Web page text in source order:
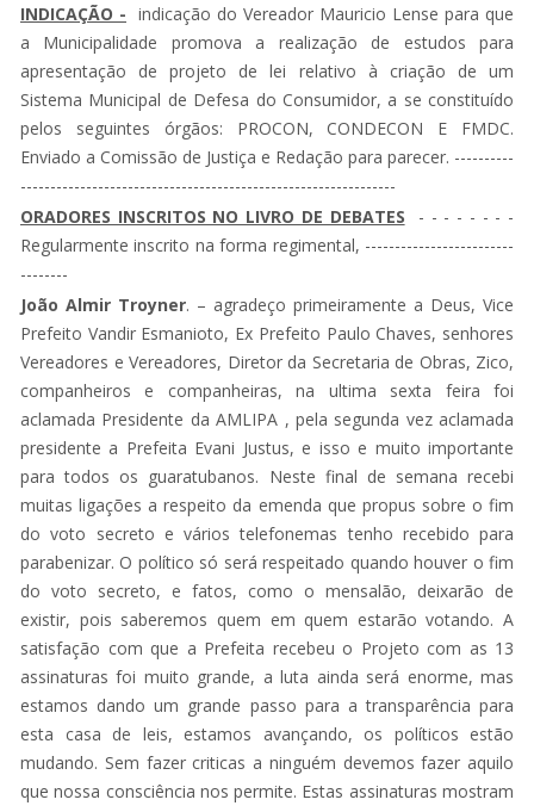
INDICAÇÃO - indicação do Vereador Mauricio Lense para que
a Municipalidade promova a realização de estudos para
apresentação de projeto de lei relativo à criação de um
Sistema Municipal de Defesa do Consumidor, a se constituído
pelos seguintes órgãos: PROCON, CONDECON E FMDC.
Enviado a Comissão de Justiça e Redação para parecer. ----------
---------------------------------------------------------------
ORADORES INSCRITOS NO LIVRO DE DEBATES - - - - - - - -
Regularmente inscrito na forma regimental, -------------------------
--------
João Almir Troyner. – agradeço primeiramente a Deus, Vice
Prefeito Vandir Esmanioto, Ex Prefeito Paulo Chaves, senhores
Vereadores e Vereadores, Diretor da Secretaria de Obras, Zico,
companheiros e companheiras, na ultima sexta feira foi
aclamada Presidente da AMLIPA , pela segunda vez aclamada
presidente a Prefeita Evani Justus, e isso e muito importante
para todos os guaratubanos. Neste final de semana recebi
muitas ligações a respeito da emenda que propus sobre o fim
do voto secreto e vários telefonemas tenho recebido para
parabenizar. O político só será respeitado quando houver o fim
do voto secreto, e fatos, como o mensalão, deixarão de
existir, pois saberemos quem em quem estarão votando. A
satisfação com que a Prefeita recebeu o Projeto com as 13
assinaturas foi muito grande, a luta ainda será enorme, mas
estamos dando um grande passo para a transparência para
esta casa de leis, estamos avançando, os políticos estão
mudando. Sem fazer criticas a ninguém devemos fazer aquilo
que nossa consciência nos permite. Estas assinaturas mostram